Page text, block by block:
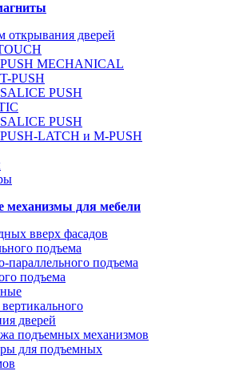
открывания дверей
MECHANICAL
PUSH
PUSH
PUSH
LATCH и M-PUSH
механизмы для мебели
вверх фасадов
подъема
параллельного подъема
подъема
дверей
подъемных механизмов
для подъемных